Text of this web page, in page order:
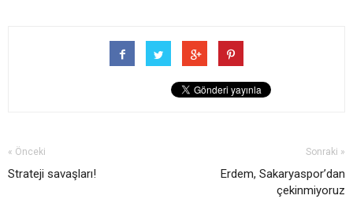
« Önceki
Strateji savaşları!
Sonraki »
Erdem, Sakaryaspor’dan
çekinmiyoruz